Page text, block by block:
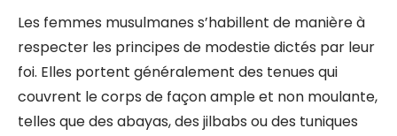
Les femmes musulmanes s’habillent de manière à
respecter les principes de modestie dictés par leur
foi. Elles portent généralement des tenues qui
couvrent le corps de façon ample et non moulante,
telles que des abayas, des jilbabs ou des tuniques